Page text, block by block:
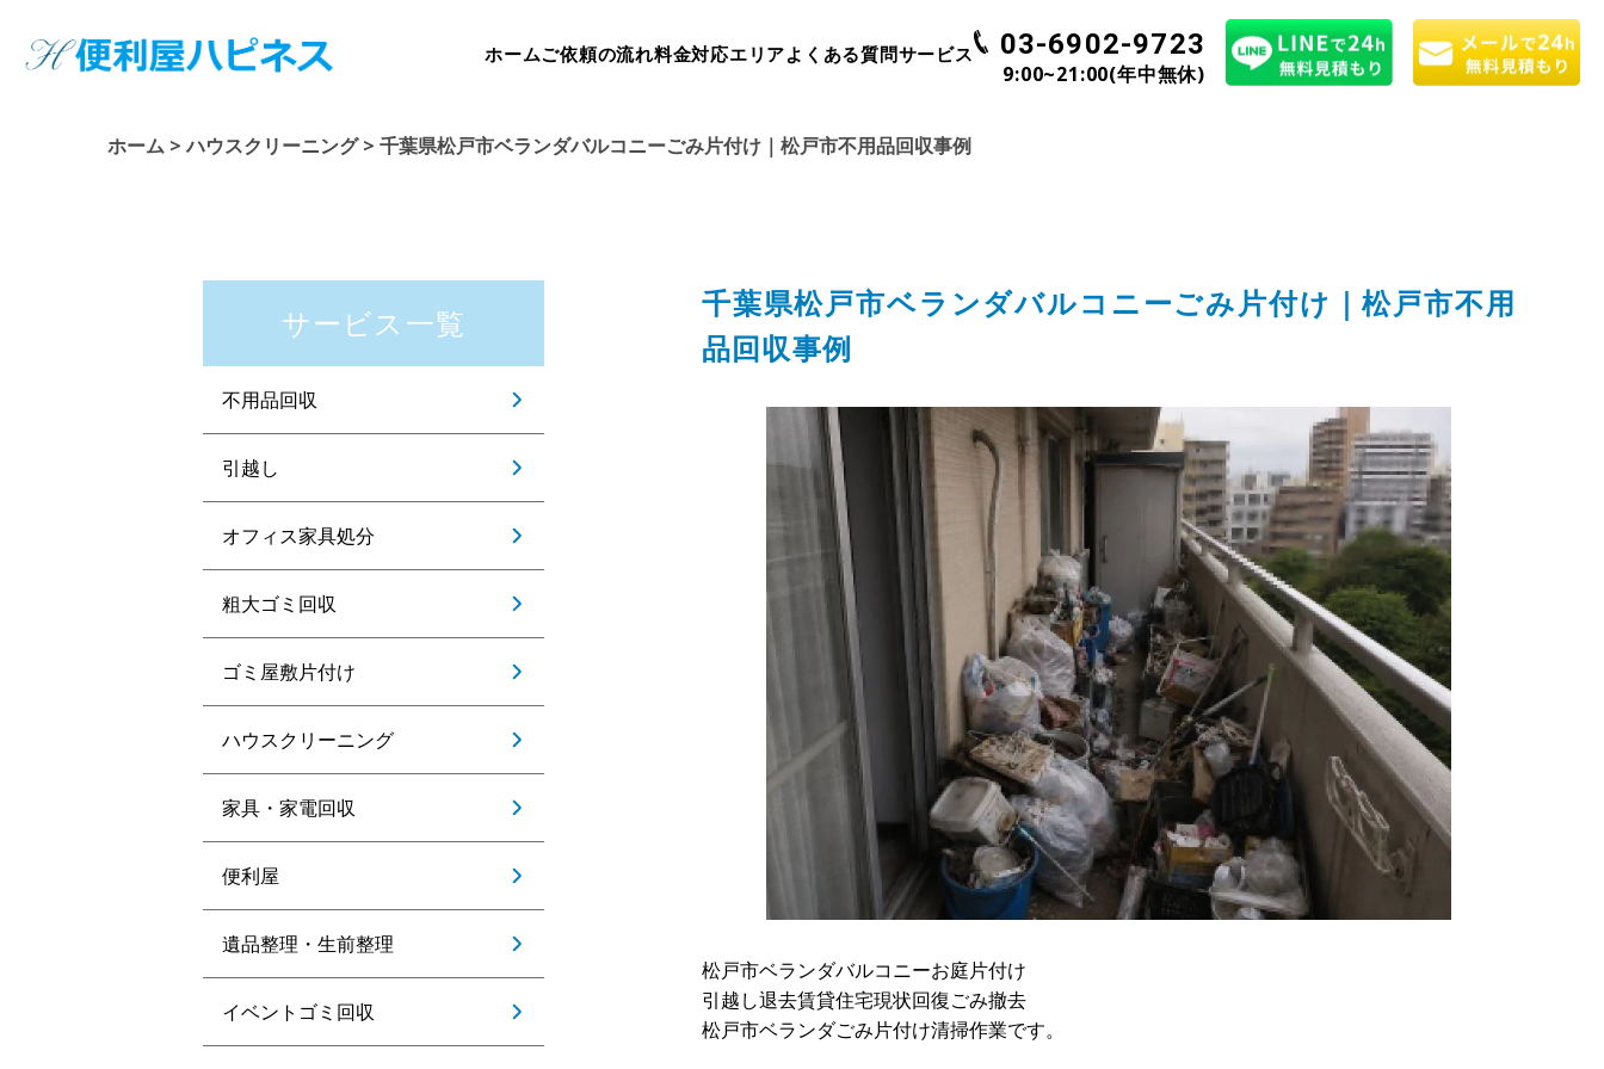
ホームご依頼の流れ料金対応エリアよくある質問サービス 03-6902-9723
9:00~21:00(年中無休)
ホーム >ハウスクリーニング> 千葉県松戸市ベランダバルコニーごみ片付け｜松戸市不用品回収事例
サービス一覧
不用品回収
引越し
オフィス家具処分
粗大ゴミ回収
ゴミ屋敷片付け
ハウスクリーニング
家具・家電回収
便利屋
遺品整理・生前整理
イベントゴミ回収
千葉県松戸市ベランダバルコニーごみ片付け｜松戸市不用
品回収事例
松戸市ベランダバルコニーお庭片付け
引越し退去賃貸住宅現状回復ごみ撤去
松戸市ベランダごみ片付け清掃作業です。